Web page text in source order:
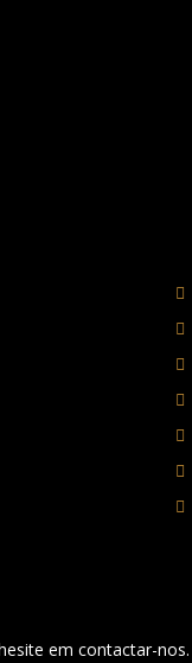
em contactar-